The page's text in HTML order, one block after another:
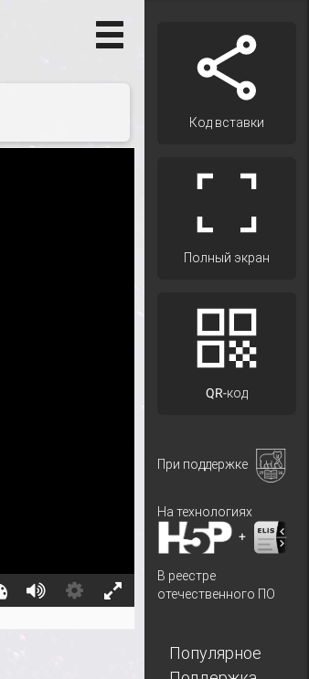
Код вставки
Полный экран
QR-код
При поддержке
На технологиях
+
В реестре
отечественного ПО
Популярное